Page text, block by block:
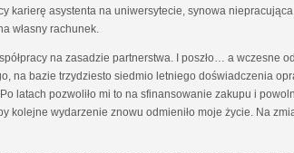
karierę asystenta na uniwersytecie, synowa
własny rachunek.
na zasadzie partnerstwa. I poszło… a wczesne
na bazie trzydziesto siedmio letniego doświadczenia
latach pozwoliło mi to na sfinansowanie zakupu i
kolejne wydarzenie znowu odmieniło moje życie. Na